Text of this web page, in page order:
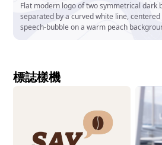
Flat modern logo of two symmetrical dark
separated by a curved white line,
speech-bubble on a warm peach
標誌樣機